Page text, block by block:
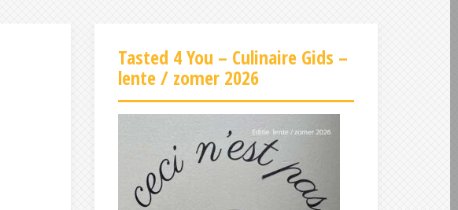
Tasted 4 You – Culinaire Gids –
lente / zomer 2026